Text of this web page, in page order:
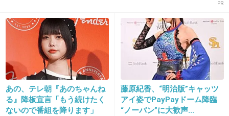
2016/07/19(火) 13:07:03
なんでもやるんですね
全部中途半端って言ったらファンに怒られるか
な
PR
あの、テレ朝『あのちゃんね
る』降板宣言「もう続けたく
ないので番組を降ります」
藤原紀香、“明治版”キャッツ
アイ姿でPayPayドーム降臨
“ノーバン”に大歓声...